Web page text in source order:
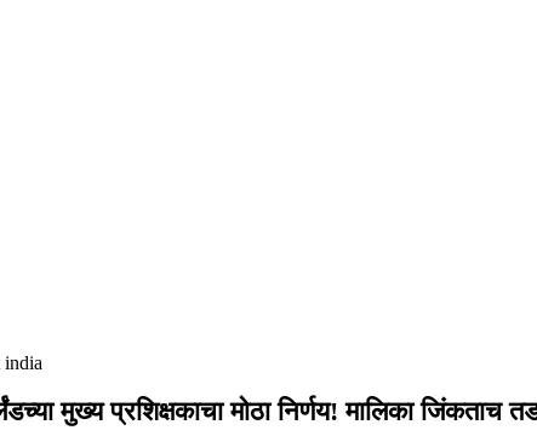
india
मुख्य प्रशिक्षकाचा मोठा निर्णय! मालिका जिंकताच